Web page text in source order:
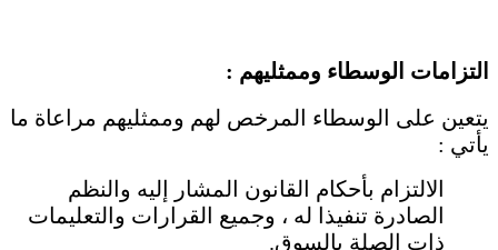
التزامات الوسطاء وممثليهم :
يتعين على الوسطاء المرخص لهم وممثليهم مراعاة ما
يأتي :
الالتزام بأحكام القانون المشار إليه والنظم
الصادرة تنفيذا له ، وجميع القرارات والتعليمات
ذات الصلة بالسوق.